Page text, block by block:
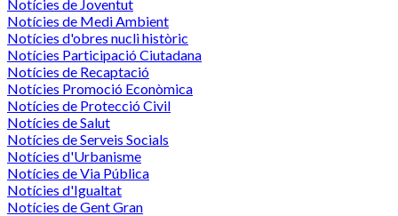
Notícies de Joventut
Notícies de Medi Ambient
Notícies d'obres nucli històric
Notícies Participació Ciutadana
Notícies de Recaptació
Notícies Promoció Econòmica
Notícies de Protecció Civil
Notícies de Salut
Notícies de Serveis Socials
Notícies d'Urbanisme
Notícies de Via Pública
Notícies d'Igualtat
Notícies de Gent Gran